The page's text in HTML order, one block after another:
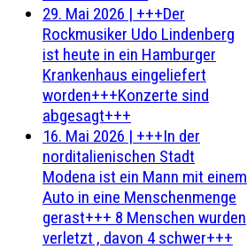
29. Mai 2026 | +++Der
Rockmusiker Udo Lindenberg
ist heute in ein Hamburger
Krankenhaus eingeliefert
worden+++Konzerte sind
abgesagt+++
16. Mai 2026 | +++In der
norditalienischen Stadt
Modena ist ein Mann mit einem
Auto in eine Menschenmenge
gerast+++ 8 Menschen wurden
verletzt , davon 4 schwer+++